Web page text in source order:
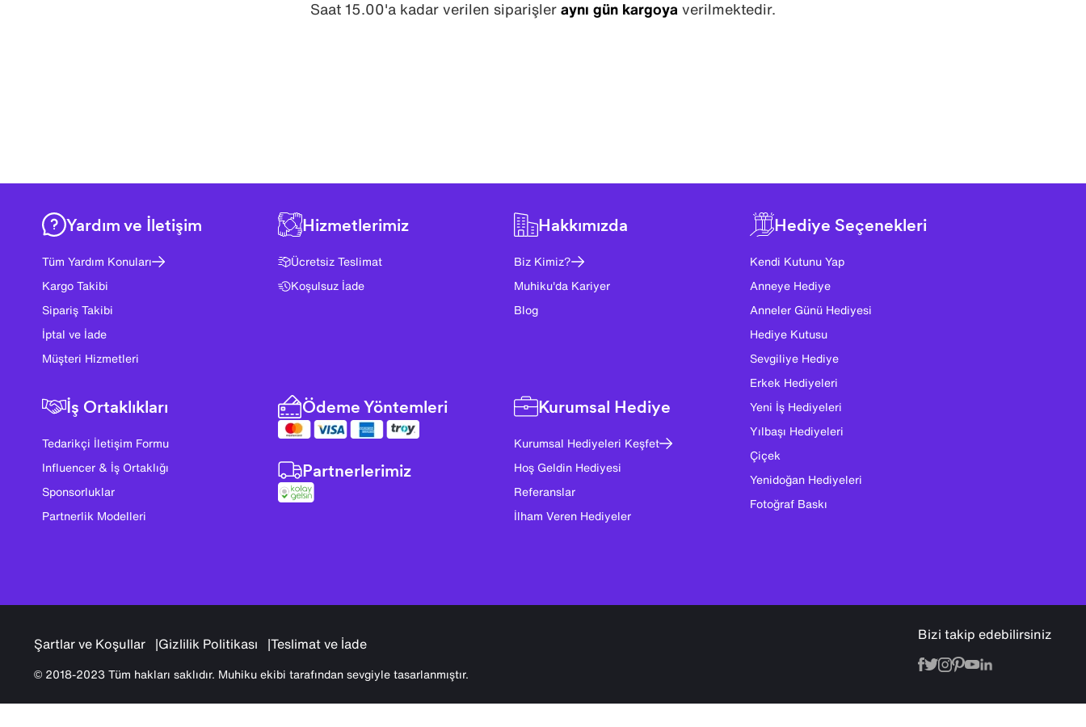
Saat 15.00'a kadar verilen siparişleraynı gün kargoyaverilmektedir.
Yardım ve İletişim
Tüm Yardım Konuları
Kargo Takibi
Sipariş Takibi
İptal ve İade
Müşteri Hizmetleri
İş Ortaklıkları
Tedarikçi İletişim Formu
Influencer & İş Ortaklığı
Sponsorluklar
Partnerlik Modelleri
Hizmetlerimiz
Ücretsiz Teslimat
Koşulsuz İade
Ödeme Yöntemleri
Partnerlerimiz
Hakkımızda
Biz Kimiz?
Muhiku'da Kariyer
Blog
Kurumsal Hediye
Kurumsal Hediyeleri Keşfet
Hoş Geldin Hediyesi
Referanslar
İlham Veren Hediyeler
Hediye Seçenekleri
Kendi Kutunu Yap
Anneye Hediye
Anneler Günü Hediyesi
Hediye Kutusu
Sevgiliye Hediye
Erkek Hediyeleri
Yeni İş Hediyeleri
Yılbaşı Hediyeleri
Çiçek
Yenidoğan Hediyeleri
Fotoğraf Baskı
Şartlar ve Koşullar Gizlilik Politikası Teslimat ve İade
© 2018-2023 Tüm hakları saklıdır. Muhiku ekibi tarafından sevgiyle tasarlanmıştır.
Bizi takip edebilirsiniz